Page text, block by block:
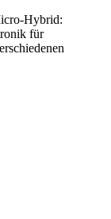
Hybrid:
für